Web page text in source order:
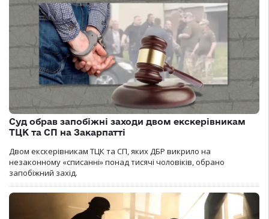
Суд обрав запобіжні заходи двом екскерівникам
ТЦК та СП на Закарпатті
Двом екскерівникам ТЦК та СП, яких ДБР викрило на
незаконному «списанні» понад тисячі чоловіків, обрано
запобіжний захід.